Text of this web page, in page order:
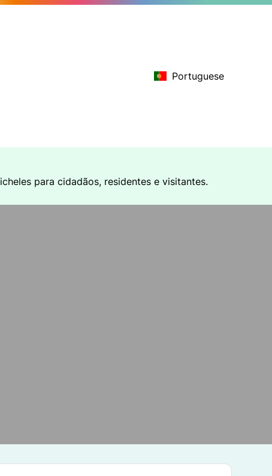
Portuguese
para cidadãos, residentes e visitantes.